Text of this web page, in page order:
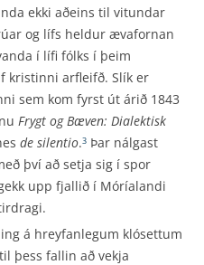
ekki aðeins til vitundar
og lífs heldur ævafornan
í lífi fólks í þeim
kristinni arfleifð. Slík er
sem kom fyrst út árið 1843
Frygt og Bæven: Dialektisk
de silentio.3 Þar nálgast
því að setja sig í spor
upp fjallið í Móríalandi
á hreyfanlegum klósettum
þess fallin að vekja